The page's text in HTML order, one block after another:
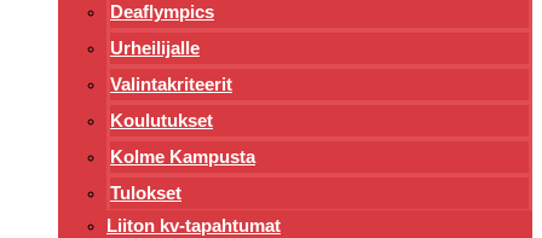
Deaflympics
Urheilijalle
Valintakriteerit
Koulutukset
Kolme Kampusta
Tulokset
Liiton kv-tapahtumat